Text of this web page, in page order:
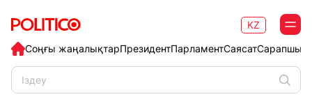
Соңғы жаңалықтарПрезидентПарламентСаясат
KZ